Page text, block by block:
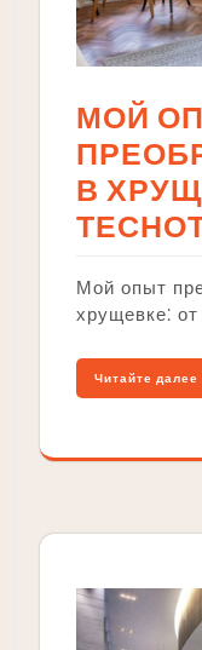
МОЙ
В
Мой опыт
хрущевке⁚
Читайте далее